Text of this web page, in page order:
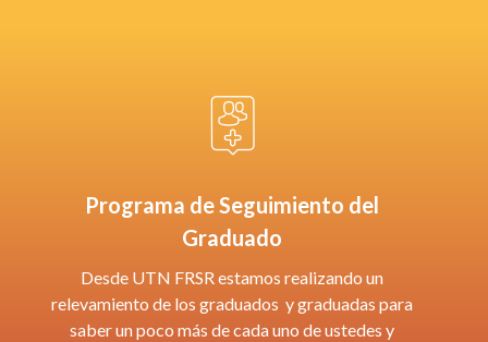
Programa de Seguimiento del
Graduado
Desde UTN FRSR estamos realizando un
relevamiento de los graduados y graduadas para
saber un poco más de cada uno de ustedes y